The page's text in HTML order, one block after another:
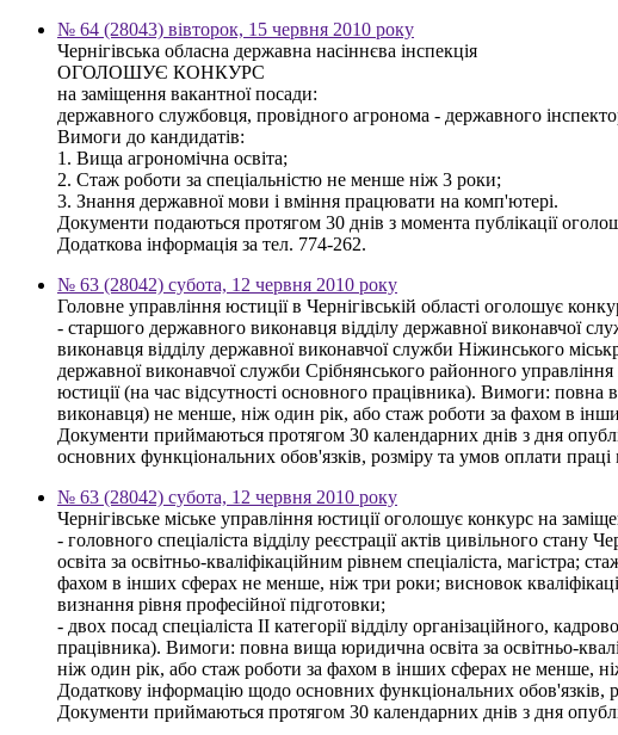
№ 64 (28043) вівторок, 15 червня 2010 року
Чернігівська обласна державна насіннєва інспекція
ОГОЛОШУЄ КОНКУРС
на заміщення вакантної посади:
державного службовця, провідного агронома - державного
Вимоги до кандидатів:
1. Вища агрономічна освіта;
2. Стаж роботи за спеціальністю не менше ніж 3 роки;
3. Знання державної мови і вміння працювати на комп'ютері.
Документи подаються протягом 30 днів з момента публікації
Додаткова інформація за тел. 774-262.
№ 63 (28042) субота, 12 червня 2010 року
Головне управління юстиції в Чернігівській області оголошує
- старшого державного виконавця відділу державної виконавчої
виконавця відділу державної виконавчої служби Ніжинського
державної виконавчої служби Срібнянського районного
юстиції (на час відсутності основного працівника). Вимоги: повна
виконавця) не менше, ніж один рік, або стаж роботи за фахом в
Документи приймаються протягом 30 календарних днів з дня
основних функціональних обов'язків, розміру та умов оплати
№ 63 (28042) субота, 12 червня 2010 року
Чернігівське міське управління юстиції оголошує конкурс на
- головного спеціаліста відділу реєстрації актів цивільного
освіта за освітньо-кваліфікаційним рівнем спеціаліста, магістра;
фахом в інших сферах не менше, ніж три роки; висновок
визнання рівня професійної підготовки;
- двох посад спеціаліста ІІ категорії відділу організаційного,
працівника). Вимоги: повна вища юридична освіта за освітньо-
ніж один рік, або стаж роботи за фахом в інших сферах не менше,
Додаткову інформацію щодо основних функціональних обов'язків,
Документи приймаються протягом 30 календарних днів з дня